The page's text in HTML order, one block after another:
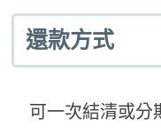
還款方式
可一次結清或分